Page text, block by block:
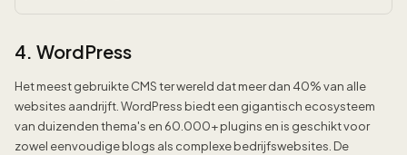
4. WordPress
Het meest gebruikte CMS ter wereld dat meer dan 40% van alle
websites aandrijft. WordPress biedt een gigantisch ecosysteem
van duizenden thema's en 60.000+ plugins en is geschikt voor
zowel eenvoudige blogs als complexe bedrijfswebsites. De